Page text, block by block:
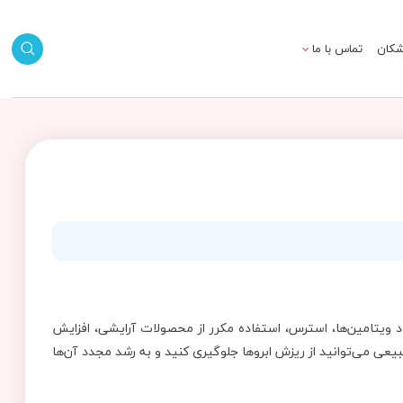
تماس با ما
استرس، استفاده مکرر از محصولات آرایشی، افزایش
می‌توانید از ریزش ابروها جلوگیری کنید و به رشد مجدد آن‌ها